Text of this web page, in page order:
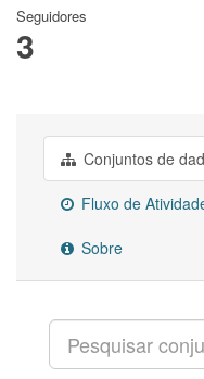
Seguidores
3
Conjuntos de
Fluxo de
Sobre